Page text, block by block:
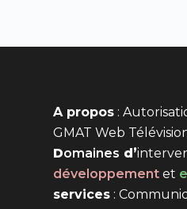
A propos :
GMAT Web
Domaines d’
développement et
services :